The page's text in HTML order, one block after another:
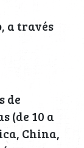
a través
de
(de 10 a
China,